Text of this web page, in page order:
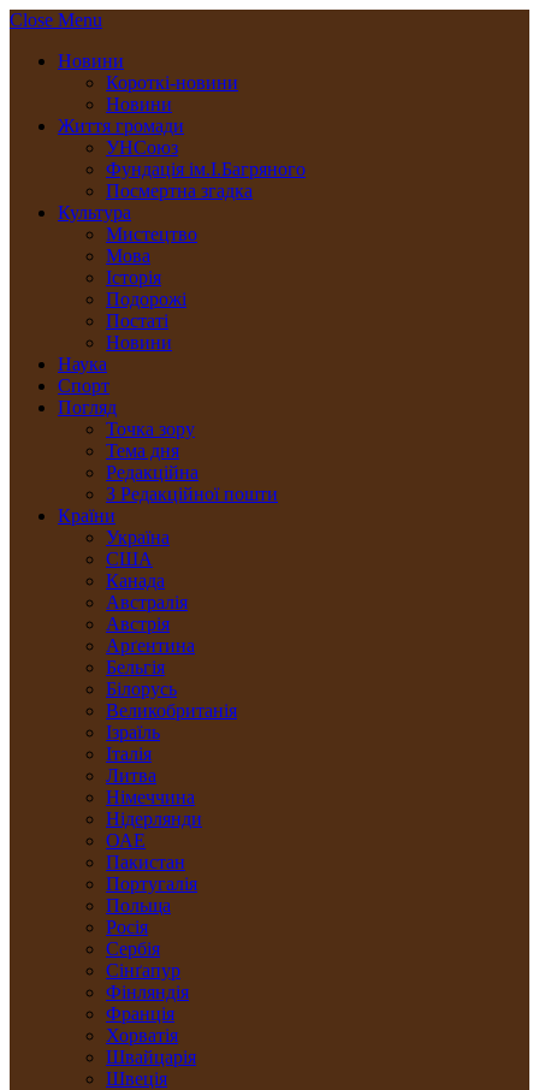
Close Menu
Новини
Короткі-новини
Новини
Життя громади
УНСоюз
Фундація ім.І.Багряного
Посмертна згадка
Культура
Мистецтво
Мова
Історія
Подорожі
Постаті
Новини
Наука
Спорт
Погляд
Точка зору
Тема дня
Редакційна
З Редакційної пошти
Країни
Україна
США
Канада
Австралія
Австрія
Арґентина
Бельгія
Білорусь
Великобританія
Ізраїль
Італія
Литва
Німеччина
Нідерлянди
ОАЕ
Пакистан
Португалія
Польща
Росія
Сербія
Сінґапур
Фінляндія
Франція
Хорватія
Швайцарія
Швеція